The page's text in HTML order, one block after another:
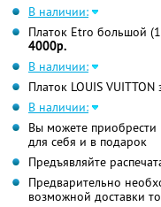
В наличии:
Платок Etro большой
4000р.
В наличии:
Платок LOUIS VUITTON
В наличии:
Вы можете приобрести
для себя и в подарок
Предъявляйте
Предварительно
возможной доставки